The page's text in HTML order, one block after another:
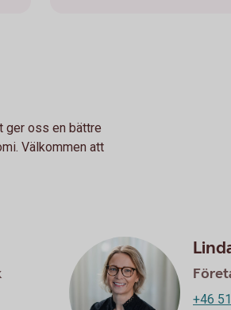
ger oss en bättre
Välkommen att
+46